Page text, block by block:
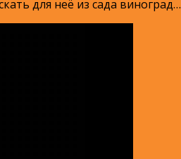
для неё из сада виноград…